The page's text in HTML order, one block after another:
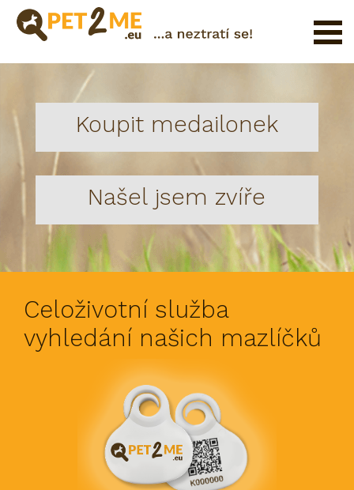
Registrace
Přihlášení
Katalog
služeb
Koupit medailonek
Našel jsem zvíře
Celoživotní služba
vyhledání našich mazlíčků